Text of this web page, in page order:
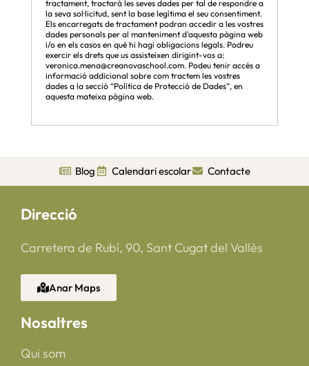
tractament, tractarà les seves dades per tal de respondre a
la seva sol·licitud, sent la base legítima el seu consentiment.
Els encarregats de tractament podran accedir a les vostres
dades personals per al manteniment d'aquesta pàgina web
i/o en els casos en què hi hagi obligacions legals. Podreu
exercir els drets que us assisteixen dirigint-vos a:
veronica.mena@creanovaschool.com. Podeu tenir accés a
informació addicional sobre com tractem les vostres
dades a la secció “Política de Protecció de Dades”, en
aquesta mateixa pàgina web.
Blog Calendari escolar Contacte
Direcció
Carretera de Rubí, 90, Sant Cugat del Vallès
Anar Maps
Nosaltres
Qui som